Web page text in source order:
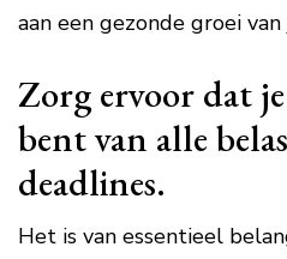
aan een gezonde groei
Zorg ervoor dat
bent van alle
deadlines.
Het is van essentieel